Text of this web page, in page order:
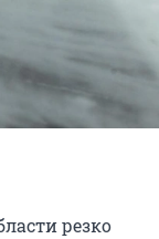
резко